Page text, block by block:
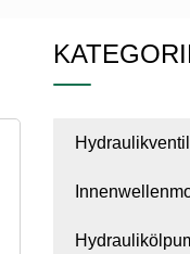
Hydraulikventil